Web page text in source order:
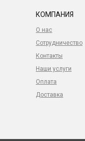
КОМПАНИЯ
О нас
Сотрудничество
Контакты
Наши услуги
Оплата
Доставка